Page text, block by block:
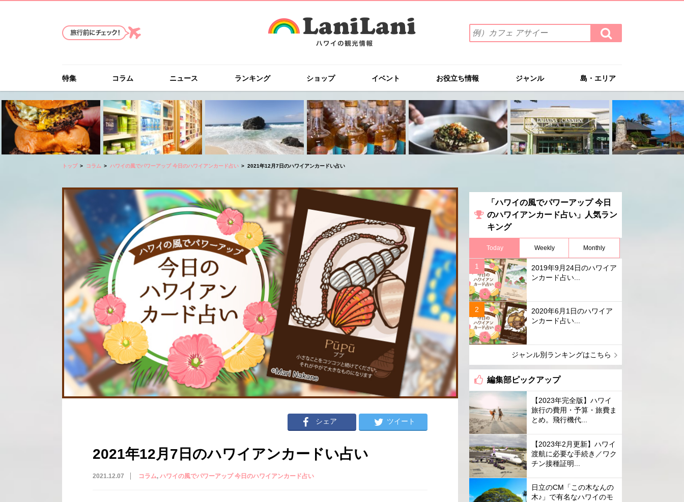
索
ワ
を
入
力
(例）
カ
フ
ェ
イ
検
索
す
特集 コラム ニュース ランキング ショップ イベント お役立ち情報 ジャンル 島・エリア
トップ コラム ハワイの風でパワーアップ 今日のハワイアンカード占い 2021年12月7日のハワイアンカードい占い
シェア ツイート
2021年12月7日のハワイアンカードい占い
2021.12.07 コラム ハワイの風でパワーアップ 今日のハワイアンカード占い
「ハワイの風でパワーアップ 今日
のハワイアンカード占い」人気ラン
キング
Today Weekly Monthly
2019年9月24日のハワイア
ンカード占い...
2020年6月1日のハワイア
ンカード占い...
ジャンル別ランキングはこちら
編集部ピックアップ
【2023年完全版】ハワイ
旅行の費用・予算・旅費ま
とめ。飛行機代...
【2023年2月更新】ハワイ
渡航に必要な手続き／ワク
チン接種証明...
日立のCM「この木なんの
木♪」で有名なハワイのモ